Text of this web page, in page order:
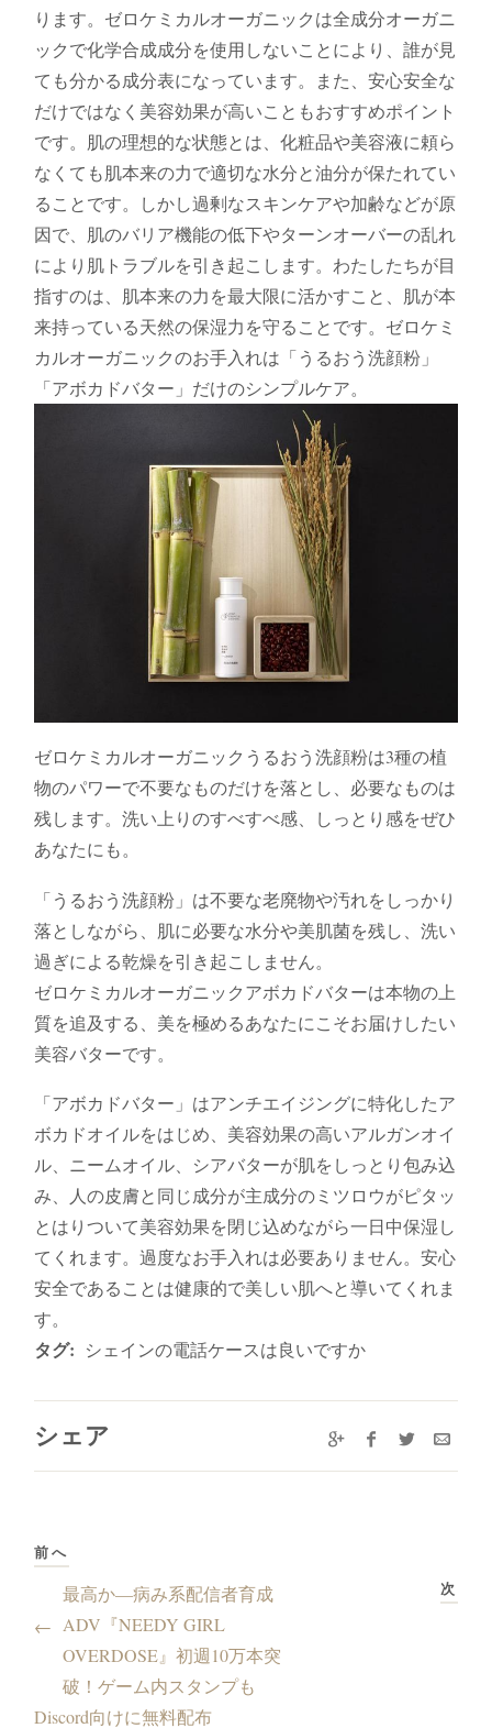
ります。ゼロケミカルオーガニックは全成分オーガニ
ックで化学合成成分を使用しないことにより、誰が見
ても分かる成分表になっています。また、安心安全な
だけではなく美容効果が高いこともおすすめポイント
です。肌の理想的な状態とは、化粧品や美容液に頼ら
なくても肌本来の力で適切な水分と油分が保たれてい
ることです。しかし過剰なスキンケアや加齢などが原
因で、肌のバリア機能の低下やターンオーバーの乱れ
により肌トラブルを引き起こします。わたしたちが目
指すのは、肌本来の力を最大限に活かすこと、肌が本
来持っている天然の保湿力を守ることです。ゼロケミ
カルオーガニックのお手入れは「うるおう洗顔粉」
「アボカドバター」だけのシンプルケア。
ゼロケミカルオーガニックうるおう洗顔粉は3種の植
物のパワーで不要なものだけを落とし、必要なものは
残します。洗い上りのすべすべ感、しっとり感をぜひ
あなたにも。
「うるおう洗顔粉」は不要な老廃物や汚れをしっかり
落としながら、肌に必要な水分や美肌菌を残し、洗い
過ぎによる乾燥を引き起こしません。
ゼロケミカルオーガニックアボカドバターは本物の上
質を追及する、美を極めるあなたにこそお届けしたい
美容バターです。
「アボカドバター」はアンチエイジングに特化したア
ボカドオイルをはじめ、美容効果の高いアルガンオイ
ル、ニームオイル、シアバターが肌をしっとり包み込
み、人の皮膚と同じ成分が主成分のミツロウがピタッ
とはりついて美容効果を閉じ込めながら一日中保湿し
てくれます。過度なお手入れは必要ありません。安心
安全であることは健康的で美しい肌へと導いてくれま
す。
タグ: シェインの電話ケースは良いですか
シェア
前へ
←
最高か―病み系配信者育成
ADV『NEEDY GIRL
OVERDOSE』初週10万本突
破！ゲーム内スタンプも
Discord向けに無料配布
次